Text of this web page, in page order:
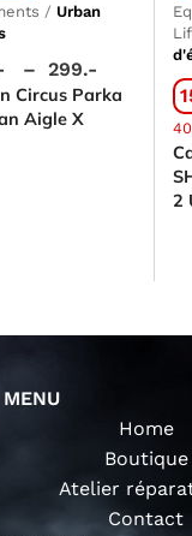
/ Urban
– 299.-
Circus Parka
Aigle X
2
MENU
Home
Boutique
Atelier
Contact